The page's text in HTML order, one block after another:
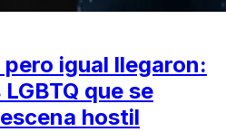
igual llegaron:
que se
hostil